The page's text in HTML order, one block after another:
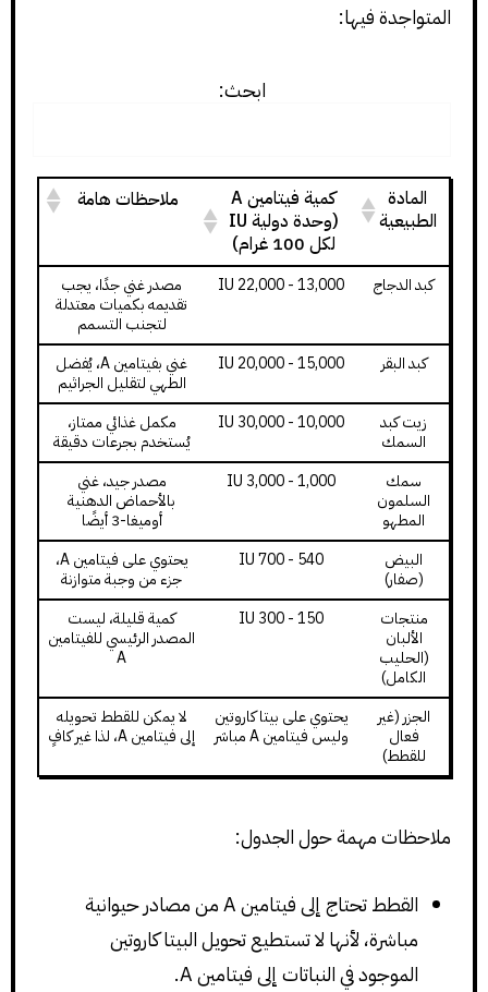
المتواجدة فيها:
ابحث:
المادة
الطبيعية
كمية فيتامين A
(وحدة دولية IU
لكل 100 غرام)
ملاحظات هامة
كبد الدجاج 13,000 - 22,000 IU
مصدر غني جدًا، يجب
تقديمه بكميات معتدلة
لتجنب التسمم
كبد البقر
15,000 - 20,000 IU
غني بفيتامين A، يُفضل
الطهي لتقليل الجراثيم
زيت كبد
السمك
10,000 - 30,000 IU
مكمل غذائي ممتاز،
يُستخدم بجرعات دقيقة
سمك
السلمون
المطهو
1,000 - 3,000 IU
مصدر جيد، غني
بالأحماض الدهنية
أوميغا-3 أيضًا
البيض
(صفار)
540 - 700 IU
يحتوي على فيتامين A،
جزء من وجبة متوازنة
منتجات
الألبان
(الحليب
الكامل)
150 - 300 IU
كمية قليلة، ليست
المصدر الرئيسي للفيتامين
A
الجزر (غير
فعال
للقطط)
يحتوي على بيتا كاروتين
وليس فيتامين A مباشر
لا يمكن للقطط تحويله
إلى فيتامين A، لذا غير كافٍ
ملاحظات مهمة حول الجدول:
القطط تحتاج إلى فيتامين A من مصادر حيوانية
مباشرة، لأنها لا تستطيع تحويل البيتا كاروتين
الموجود في النباتات إلى فيتامين A.